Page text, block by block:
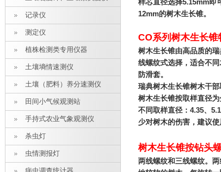
记录仪
测定仪
植株检测类专用仪器
土壤墒情速测仪
土壤（肥料）养分速测仪
田间小气候观测站
手持式农业气象观测仪
杀虫灯
虫情测报灯
样芯直径选择5.15mm即
12mm的树木生长锥。
CO系列树木生长锥
树木生长锥由高品质的
线螺纹式选择，适合不
防滑套。
瑞典树木生长锥树木干
树木生长锥按取样直径
不同取样直径：4.35、
少对树木的伤害，建议
树木生长锥按钻头
两线螺纹和三线螺纹。